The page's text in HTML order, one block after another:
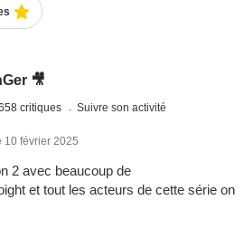
🎥
critiques Suivre son activité
10 février 2025
2 avec beaucoup de
et tout les acteurs de cette série on